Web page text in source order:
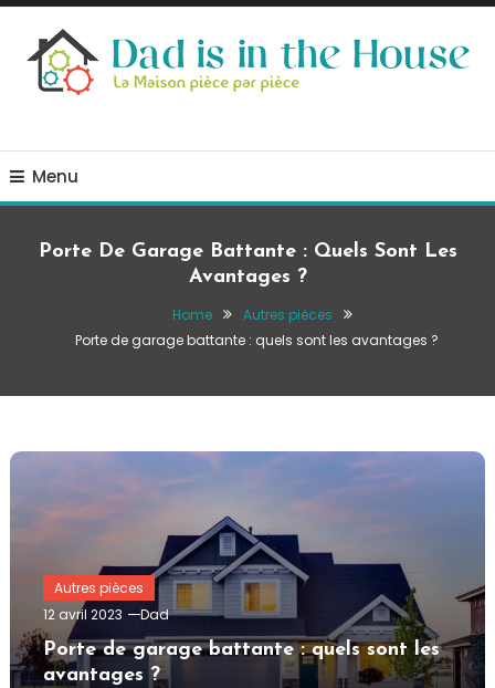
Skip
Content
Menu
Porte De Garage Battante : Quels Sont Les
Avantages ?
Home
Autres pièces
Porte de garage battante : quels sont les avantages ?
Autres pièces
12 avril 2023
Dad
Porte de garage battante : quels sont les
avantages ?